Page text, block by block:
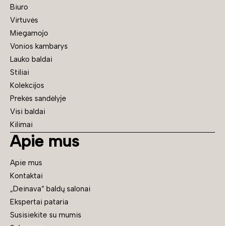
Biuro
Virtuvės
Miegamojo
Vonios kambarys
Lauko baldai
Stiliai
Kolekcijos
Prekės sandėlyje
Visi baldai
Kilimai
Apie mus
Apie mus
Kontaktai
„Deinava“ baldų salonai
Ekspertai pataria
Susisiekite su mumis